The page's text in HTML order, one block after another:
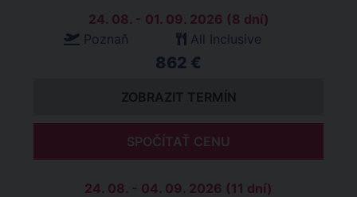
24. 08. - 01. 09. 2026 (8 dní)
Poznaň
All Inclusive
862 €
ZOBRAZIT TERMÍN
SPOČÍTAŤ CENU
24. 08. - 04. 09. 2026 (11 dní)